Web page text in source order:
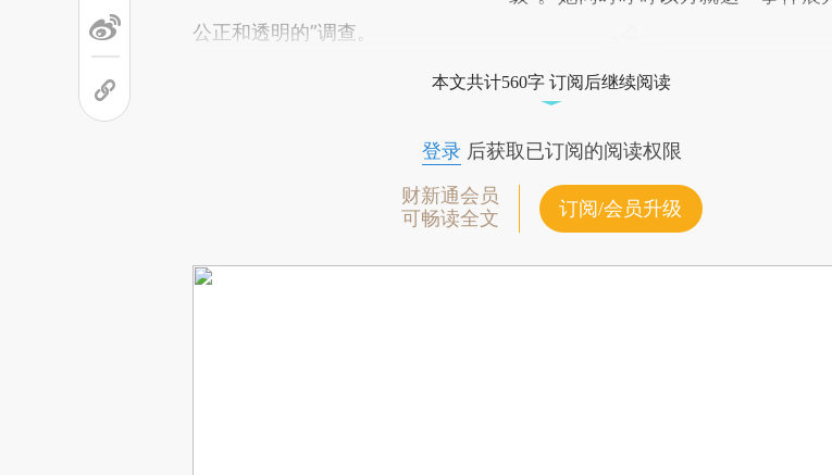
公正和透明的”调查。
本文共计560字 订阅后继续阅读
登录后获取已订阅的阅读权限
财新通会员
可畅读全文
订阅/会员升级